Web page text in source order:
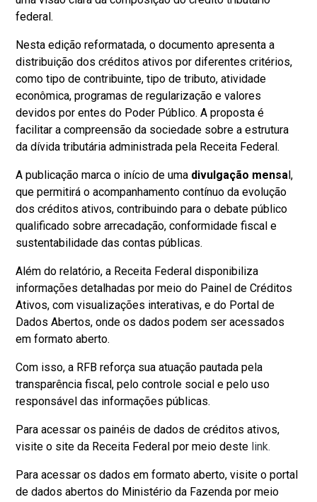
federal.
Nesta edição reformatada, o documento apresenta a
distribuição dos créditos ativos por diferentes critérios,
como tipo de contribuinte, tipo de tributo, atividade
econômica, programas de regularização e valores
devidos por entes do Poder Público. A proposta é
facilitar a compreensão da sociedade sobre a estrutura
da dívida tributária administrada pela Receita Federal.
A publicação marca o início de uma divulgação mensal,
que permitirá o acompanhamento contínuo da evolução
dos créditos ativos, contribuindo para o debate público
qualificado sobre arrecadação, conformidade fiscal e
sustentabilidade das contas públicas.
Além do relatório, a Receita Federal disponibiliza
informações detalhadas por meio do Painel de Créditos
Ativos, com visualizações interativas, e do Portal de
Dados Abertos, onde os dados podem ser acessados
em formato aberto.
Com isso, a RFB reforça sua atuação pautada pela
transparência fiscal, pelo controle social e pelo uso
responsável das informações públicas.
Para acessar os painéis de dados de créditos ativos,
visite o site da Receita Federal por meio deste link.
Para acessar os dados em formato aberto, visite o portal
de dados abertos do Ministério da Fazenda por meio